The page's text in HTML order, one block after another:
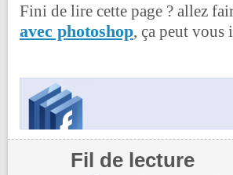
Fini de lire cette page ? allez
avec photoshop, ça peut vous
Fil de lecture